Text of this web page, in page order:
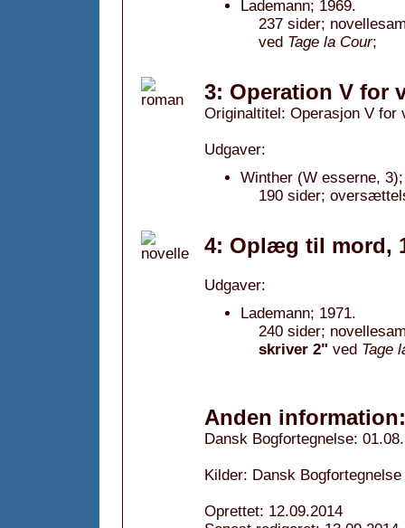
Lademann; 1969.
237 sider;
ved Tage la Cour;
3: Operation V for
Originaltitel: Operasjon V for
Udgaver:
Winther (W esserne,
190 sider;
4: Oplæg til mord,
Udgaver:
Lademann; 1971.
240 sider;
skriver 2" ved Tage
Anden information:
Dansk Bogfortegnelse:
Kilder: Dansk Bogfortegnelse
Oprettet: 12.09.2014